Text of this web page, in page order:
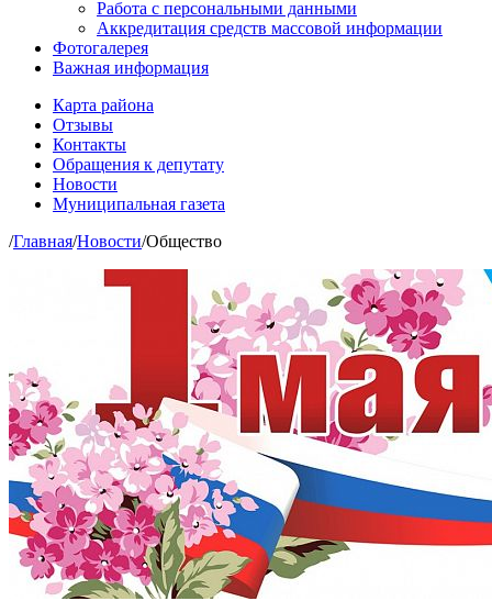
Работа с персональными данными
Аккредитация средств массовой информации
Фотогалерея
Важная информация
Карта района
Отзывы
Контакты
Обращения к депутату
Новости
Муниципальная газета
/Главная/Новости/Общество